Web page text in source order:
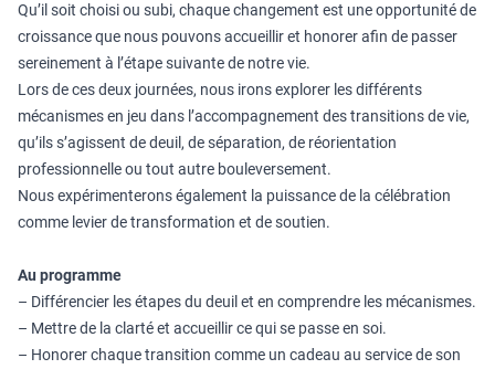
Qu’il soit choisi ou subi, chaque changement est une opportunité de
croissance que nous pouvons accueillir et honorer afin de passer
sereinement à l’étape suivante de notre vie.
Lors de ces deux journées, nous irons explorer les différents
mécanismes en jeu dans l’accompagnement des transitions de vie,
qu’ils s’agissent de deuil, de séparation, de réorientation
professionnelle ou tout autre bouleversement.
Nous expérimenterons également la puissance de la célébration
comme levier de transformation et de soutien.
Au programme
– Différencier les étapes du deuil et en comprendre les mécanismes.
– Mettre de la clarté et accueillir ce qui se passe en soi.
– Honorer chaque transition comme un cadeau au service de son